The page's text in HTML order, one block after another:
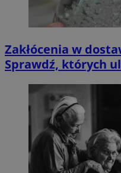
Zakłócenia w
Sprawdź, których